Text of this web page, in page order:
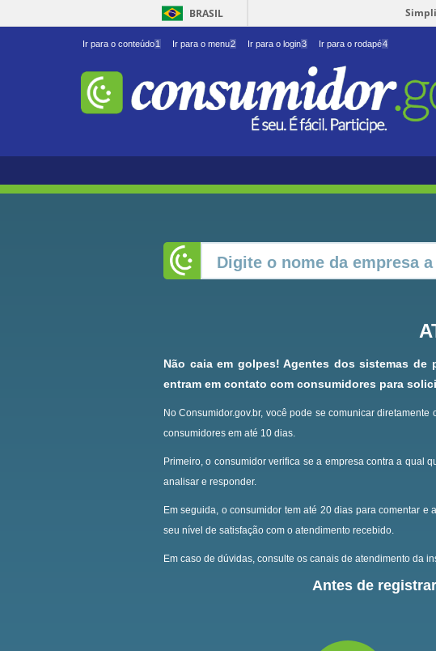
BRASIL
Ir para o conteúdo1 Ir para o menu2 Ir para o login3 Ir para o rodapé4
Não caia em golpes! Agentes dos sistemas
entram em contato com consumidores para
No Consumidor.gov.br, você pode se comunicar
consumidores em até 10 dias.
Primeiro, o consumidor verifica se a empresa contra a qual
analisar e responder.
Em seguida, o consumidor tem até 20 dias para comentar
seu nível de satisfação com o atendimento recebido.
Em caso de dúvidas, consulte os canais de atendimento da
Antes de